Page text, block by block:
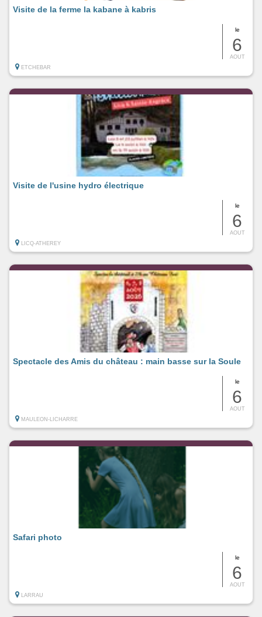
le
6
AOUT
Visite de la ferme la kabane à kabris
ETCHEBAR
le
6
AOUT
Visite de l'usine hydro électrique
LICQ-ATHEREY
le
6
AOUT
Spectacle des Amis du château : main basse sur la Soule
MAULEON-LICHARRE
le
6
AOUT
Safari photo
LARRAU